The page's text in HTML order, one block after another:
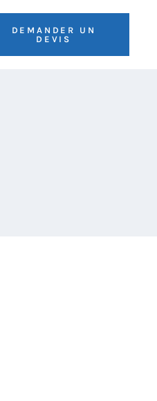
DEMANDER UN
DEVIS